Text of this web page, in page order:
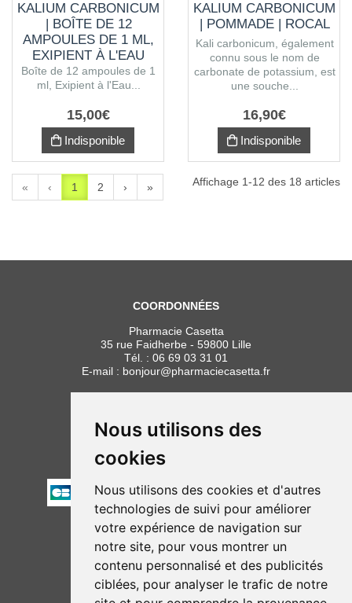
Nous utilisons des
cookies
Nous utilisons des cookies et d'autres
technologies de suivi pour améliorer
votre expérience de navigation sur
notre site, pour vous montrer un
contenu personnalisé et des publicités
ciblées, pour analyser le trafic de notre
KALIUM CARBONICUM
| BOÎTE DE 12
AMPOULES DE 1 ML,
EXIPIENT À L'EAU
PURIFIÉE
Boîte de 12 ampoules de 1
ml, Exipient à l'Eau...
15,00€
Indisponible
KALIUM CARBONICUM
| POMMADE | ROCAL
Kali carbonicum, également
connu sous le nom de
carbonate de potassium, est
une souche...
16,90€
Indisponible
« ‹ 1 2 › » Affichage 1-12 des 18 articles
COORDONNÉES
Pharmacie Casetta
35 rue Faidherbe - 59800 Lille
Tél. : 06 69 03 31 01
E-mail : bonjour@pharmaciecasetta.fr
HORAIRES
Lundi au vendredi : 8h30 à 19h30
Samedi : 9h00 à 19h30
PAIEMENT
NOUS SUIVRE